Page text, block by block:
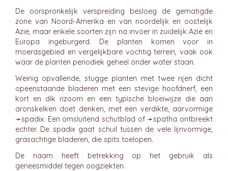
De oorspronkelijk verspreiding besloeg de gematigde
zone van Noord-Amerika en van noordelijk en oostelijk
Azië, maar enkele soorten zijn na invoer in zuidelijk Azië en
Europa ingeburgerd. De planten komen voor in
moerasgebied en vergelijkbare vochtig terrein, vaak ook
waar de planten periodiek geheel onder water staan.
Weinig opvallende, stugge planten met twee rijen dicht
opeenstaande bladeren met een stevige hoofdnerf, een
kort en dik rizoom en een typische bloeiwijze die aan
aronskelken doet denken, met een verdikte, aarvormige
➛spadix. Een omsluitend schutblad of ➛spatha ontbreekt
echter. De spadix gaat schuil tussen de vele lijnvormige,
grasachtige bladeren, die spits toelopen.
De naam heeft betrekking op het gebruik als
geneesmiddel tegen oogziekten.